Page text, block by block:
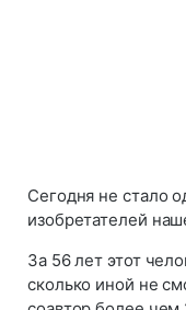
Сегодня не стало
изобретателей
За 56 лет этот
сколько иной не